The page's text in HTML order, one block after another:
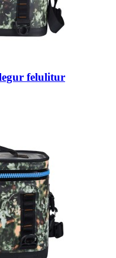
felulitur